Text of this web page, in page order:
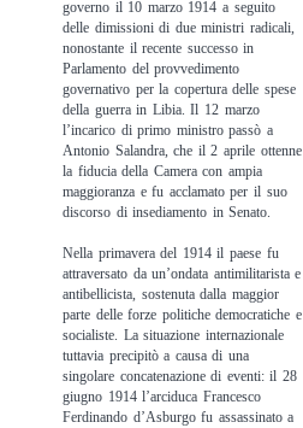
governo il 10 marzo 1914 a seguito
delle dimissioni di due ministri radicali,
nonostante il recente successo in
Parlamento del provvedimento
governativo per la copertura delle spese
della guerra in Libia. Il 12 marzo
l’incarico di primo ministro passò a
Antonio Salandra, che il 2 aprile ottenne
la fiducia della Camera con ampia
maggioranza e fu acclamato per il suo
discorso di insediamento in Senato.
Nella primavera del 1914 il paese fu
attraversato da un’ondata antimilitarista e
antibellicista, sostenuta dalla maggior
parte delle forze politiche democratiche e
socialiste. La situazione internazionale
tuttavia precipitò a causa di una
singolare concatenazione di eventi: il 28
giugno 1914 l’arciduca Francesco
Ferdinando d’Asburgo fu assassinato a